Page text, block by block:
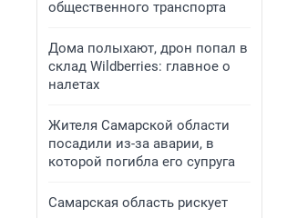
общественного транспорта
Дома полыхают, дрон попал в
склад Wildberries: главное о
налетах
Жителя Самарской области
посадили из-за аварии, в
которой погибла его супруга
Самарская область рискует